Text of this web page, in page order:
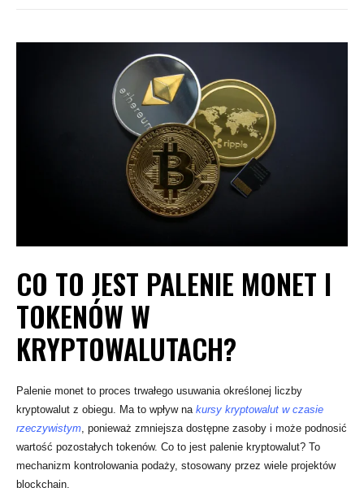
CO TO JEST PALENIE MONET I
TOKENÓW W
KRYPTOWALUTACH?
Palenie monet to proces trwałego usuwania określonej liczby
kryptowalut z obiegu. Ma to wpływ na kursy kryptowalut w czasie
rzeczywistym, ponieważ zmniejsza dostępne zasoby i może podnosić
wartość pozostałych tokenów. Co to jest palenie kryptowalut? To
mechanizm kontrolowania podaży, stosowany przez wiele projektów
blockchain.